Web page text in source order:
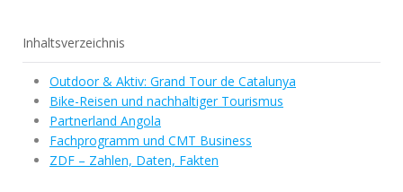
Inhaltsverzeichnis
Outdoor & Aktiv: Grand Tour de Catalunya
Bike-Reisen und nachhaltiger Tourismus
Partnerland Angola
Fachprogramm und CMT Business
ZDF – Zahlen, Daten, Fakten